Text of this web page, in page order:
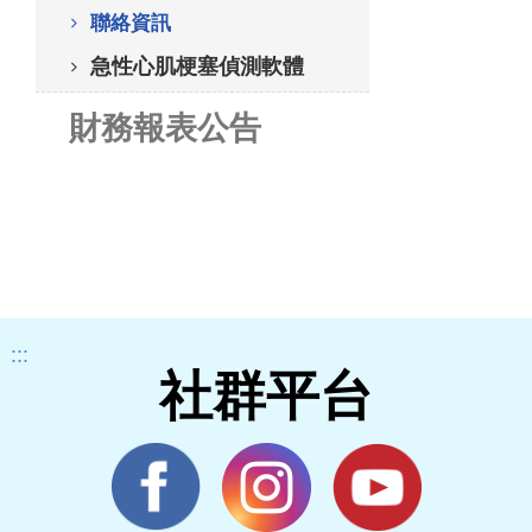
聯絡資訊
急性心肌梗塞偵測軟體
財務報表公告
:::
社群平台